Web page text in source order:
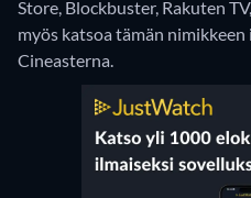
Store, Blockbuster, Rakuten
myös katsoa tämän nimikkeen
Cineasterna.